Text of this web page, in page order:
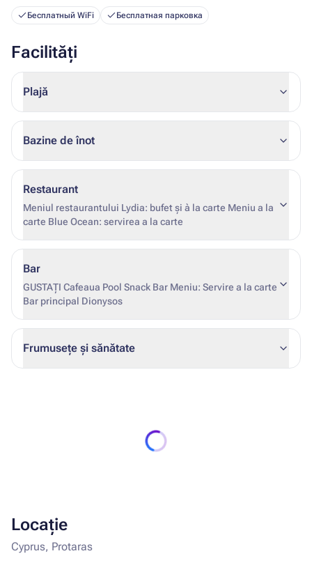
Бесплатный WiFi Бесплатная парковка
Facilități
Plajă
Bazine de înot
Restaurant
Meniul restaurantului Lydia: bufet și à la carte Meniu a la
carte Blue Ocean: servirea a la carte
Bar
GUSTAȚI Cafeaua Pool Snack Bar Meniu: Servire a la carte
Bar principal Dionysos
Frumusețe și sănătate
Locație
Cyprus, Protaras